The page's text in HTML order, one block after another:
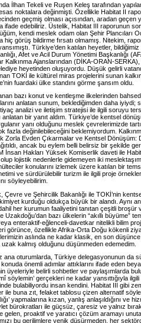
İlhan Tekeli ve Ruşen Keleş tarafından
noktalara değinmişti. Özellikle Habitat II
geçmiş olması açısından, aradan geçen
ifade edebiliriz. Üstelik, Habitat III raporunun
kendi meslek odam olan Şehir Plancıları
hiç görüş bildirme fırsatı olmamış. Nitekim,
Türkiye’den katılan heyetler,
Afet ve Acil Durum Yönetimi Başkanlığı
Ajanslarından (DİKA-ORAN-SERKA),
heyetinden oluşuyordu. Düşük gelirli
TOKİ ile kültürel miras projelerini sunan
fuardaki ülke standını görme şansım oldu.
bazı konut ve kentleşme ilkelerinden
anlatan sunum, beklediğimden daha iyiydi;
analizi ve iletişim stratejisi ile ilgili soruyu
bir yanıt aldım. Türkiye’de kentsel
yanı olduğunu meslek çevrelerimizde
fazla değinilebileceğini beklemiyordum.
Zorla Evden Çıkarmalar ve Kentsel Dönüşüm:
ancak bu eylem belli belirsiz bir şekilde
İnsan Hakları Yüksek Komiserlik daveti ile
lojistik nedenlerle gidemeyen iki
konularını izlemek üzere katılan bir
ve sürdürülebilir turizm ile ilgili proje
söyleyebilirim.
ve Şehircilik Bakanlığı ile TOKİ’nin
kurduğu oldukça büyük bir alandı. Aynı
her kurumun faaliyetini tanıtan çeşitli broşür
bazı ülkelerin “akıllı büyüme”
enteraktif-eğlenceli-davetkar nitelikli bilim
görünce, özellikle Afrika-Orta Doğu kökenli
aslında ne kadar klasik, en son düşünce
kalmış olduğunu düşünmeden edemedim.
ana oturumlarda, Türkiye delegasyonunun da
önemli adımlar attıklarını ifade eden
üyeleriyle belirli sohbetler ve paylaşımlarda
söylemin’ gerçekleri ne kadar yansıttığıyla
bulabiliyordu insan kendini. Habitat III gibi
ile buna zıt, felaket tablosu çizen alternatif
yapmalarına kızan, yanlış anlaşıldığını ve
bürokratları ile güçsüz, çaresiz ve yalnız
proaktif ve yaratıcı çözüm aramayı
bu gerilimlere yenik düşürmeden, her